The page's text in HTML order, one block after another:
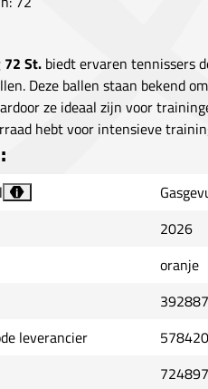
72 St. biedt ervaren tennissers
Deze ballen staan bekend
ze ideaal zijn voor
hebt voor intensieve
i
2026
oranje
392887
leverancier
578420